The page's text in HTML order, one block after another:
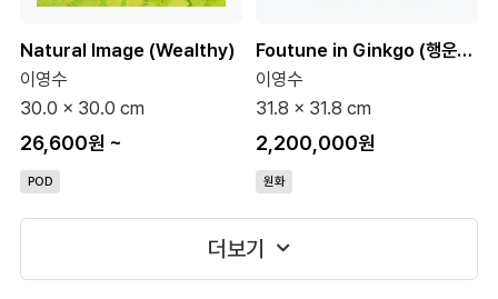
Natural Image (Wealthy)
이영수
30.0 x 30.0 cm
26,600원 ~
POD
Foutune in Ginkgo (행운의 달나라로 갈 거야) 8호 (원화)
이영수
31.8 x 31.8 cm
2,200,000원
원화
더보기